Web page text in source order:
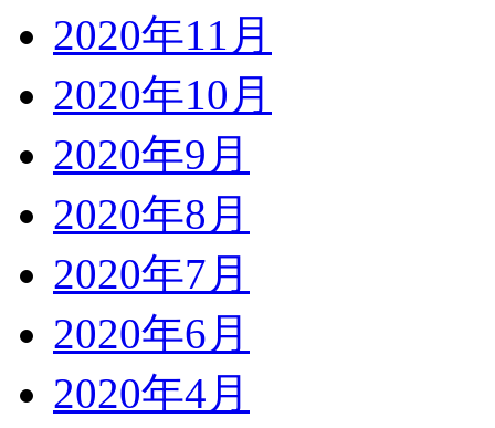
2020年11月
2020年10月
2020年9月
2020年8月
2020年7月
2020年6月
2020年4月